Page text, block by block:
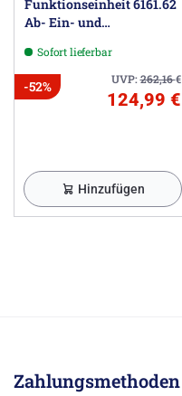
Funktionseinheit 6161.62
Ab- Ein- und
Sonderlänge
Sofort lieferbar
UVP:262,16€
-52%
124,99 €
Hinzufügen
Zahlungsmethoden